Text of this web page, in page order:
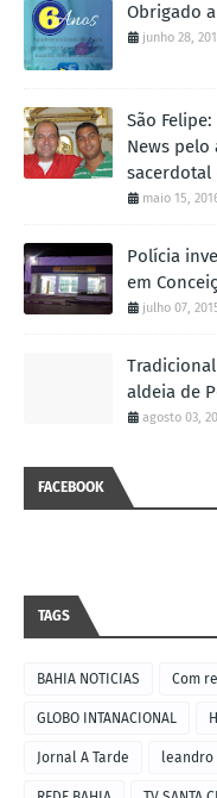
Obrigado
junho 28,
São
News pelo
sacerdotal
maio 15,
Polícia
em
julho 07,
aldeia de
agosto 03,
FACEBOOK
TAGS
BAHIA NOTICIAS Com
GLOBO INTANACIONAL
Jornal A Tarde leandro